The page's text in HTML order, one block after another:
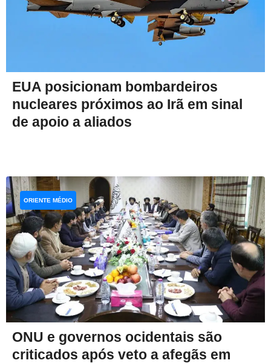
EUA posicionam bombardeiros
nucleares próximos ao Irã em sinal
de apoio a aliados
ONU e governos ocidentais são
criticados após veto a afegãs em
ORIENTE MÉDIO